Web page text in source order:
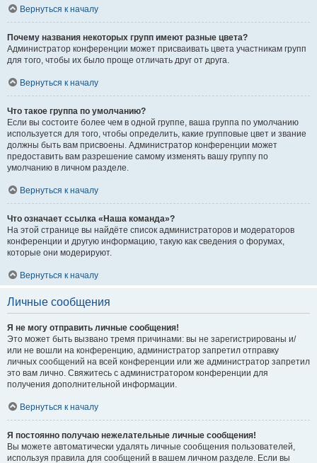
Вернуться к началу
Почему названия некоторых групп имеют разные цвета?
Администратор конференции может присваивать цвета участникам групп
для того, чтобы их было проще отличать друг от друга.
Вернуться к началу
Что такое группа по умолчанию?
Если вы состоите более чем в одной группе, ваша группа по умолчанию
используется для того, чтобы определить, какие групповые цвет и звание
должны быть вам присвоены. Администратор конференции может
предоставить вам разрешение самому изменять вашу группу по
умолчанию в личном разделе.
Вернуться к началу
Что означает ссылка «Наша команда»?
На этой странице вы найдёте список администраторов и модераторов
конференции и другую информацию, такую как сведения о форумах,
которые они модерируют.
Вернуться к началу
Личные сообщения
Я не могу отправить личные сообщения!
Это может быть вызвано тремя причинами: вы не зарегистрированы и/
или не вошли на конференцию, администратор запретил отправку
личных сообщений на всей конференции или же администратор запретил
это вам лично. Свяжитесь с администратором конференции для
получения дополнительной информации.
Вернуться к началу
Я постоянно получаю нежелательные личные сообщения!
Вы можете автоматически удалять личные сообщения пользователей,
используя правила для сообщений в вашем личном разделе. Если вы